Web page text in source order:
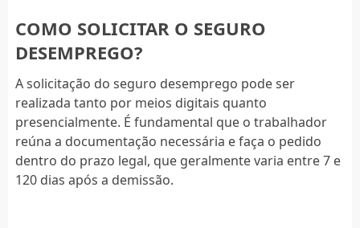
COMO SOLICITAR O SEGURO
DESEMPREGO?
A solicitação do seguro desemprego pode ser
realizada tanto por meios digitais quanto
presencialmente. É fundamental que o trabalhador
reúna a documentação necessária e faça o pedido
dentro do prazo legal, que geralmente varia entre 7 e
120 dias após a demissão.